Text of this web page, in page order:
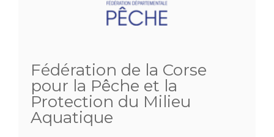
Fédération de la Corse
pour la Pêche et la
Protection du Milieu
Aquatique